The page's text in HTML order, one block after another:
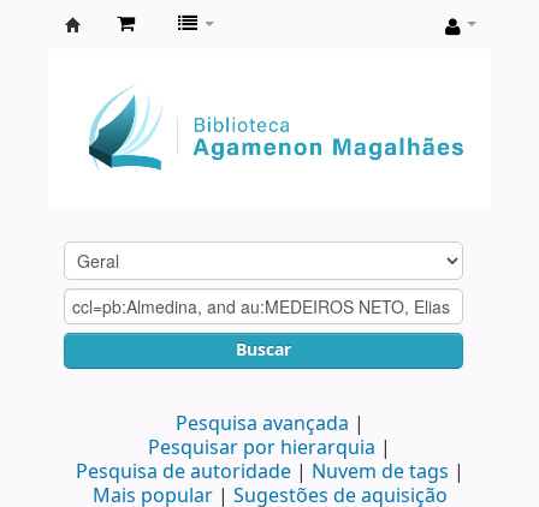
Agamenon
Magalhães
Buscar
Pesquisa avançada
Pesquisar por hierarquia
Pesquisa de autoridade
Nuvem de tags
Mais popular
Sugestões de aquisição